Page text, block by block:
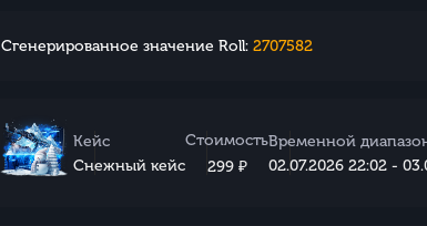
Сгенерированное значение Roll:2707582
Кейс
Снежный кейс
Стоимость
299 ₽
Временной
02.07.2026 22:02 -